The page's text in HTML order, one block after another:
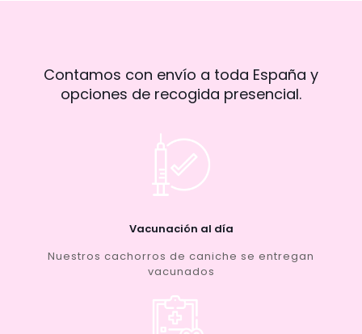
Contamos con envío a toda España y
opciones de recogida presencial.
Vacunación al día
Nuestros cachorros de caniche se entregan
vacunados